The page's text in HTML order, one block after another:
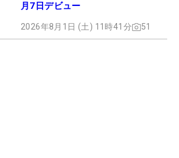
月7日デビュー
2026年8月1日 (土) 11時41分 51